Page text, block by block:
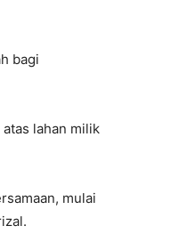
bagi
lahan milik
mulai